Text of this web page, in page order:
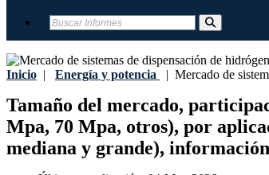
Inicio | Energía y potencia | Mercado de
Tamaño del mercado,
Mpa, 70 Mpa, otros), por
mediana y grande),